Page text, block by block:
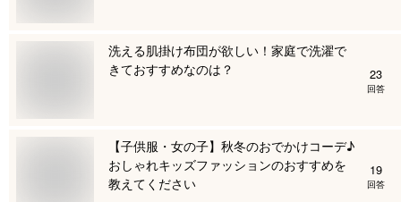
洗える肌掛け布団が欲しい！家庭で洗濯で
きておすすめなのは？
23
回答
【子供服・女の子】秋冬のおでかけコーデ♪
おしゃれキッズファッションのおすすめを
教えてください
19
回答